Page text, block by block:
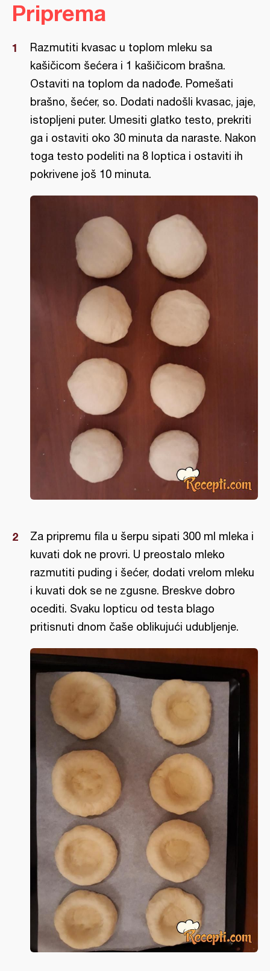
Priprema
Razmutiti kvasac u toplom mleku sa
kašičicom šećera i 1 kašičicom brašna.
Ostaviti na toplom da nadođe. Pomešati
brašno, šećer, so. Dodati nadošli kvasac, jaje,
istopljeni puter. Umesiti glatko testo, prekriti
ga i ostaviti oko 30 minuta da naraste. Nakon
toga testo podeliti na 8 loptica i ostaviti ih
pokrivene još 10 minuta.
Za pripremu fila u šerpu sipati 300 ml mleka i
kuvati dok ne provri. U preostalo mleko
razmutiti puding i šećer, dodati vrelom mleku
i kuvati dok se ne zgusne. Breskve dobro
ocediti. Svaku lopticu od testa blago
pritisnuti dnom čaše oblikujući udubljenje.